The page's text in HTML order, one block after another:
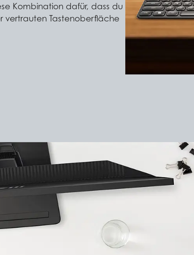
Kombination dafür, dass du
vertrauten Tastenoberfläche